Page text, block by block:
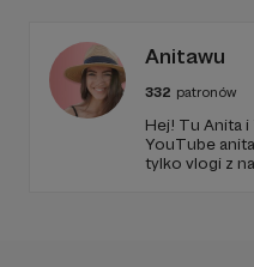
Anitawu
332 patronów
Hej! Tu Anita
YouTube
tylko vlogi z